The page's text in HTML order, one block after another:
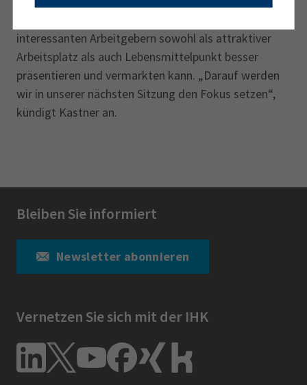
interessanten Arbeitgebern sowohl als attraktiver
Arbeitsplatz als auch Lebensmittelpunkt besser
präsentieren und vermarkten kann. „Darauf werden
wir in unserer nächsten Sitzung den Fokus setzen“,
kündigt Kastner an.
Bleiben Sie informiert
Newsletter abonnieren
Vernetzen Sie sich mit der IHK